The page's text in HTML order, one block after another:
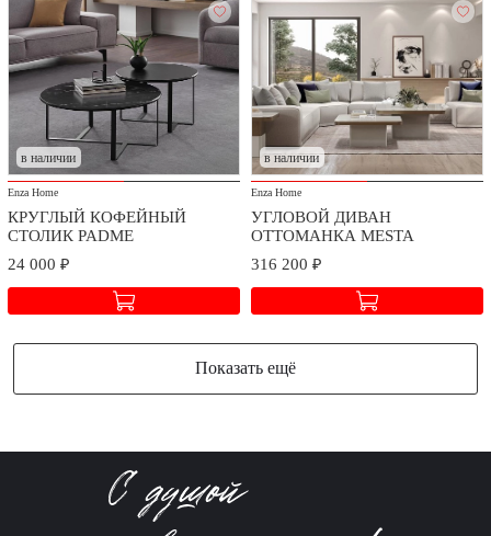
в наличии
Enza Home
КРУГЛЫЙ КОФЕЙНЫЙ
СТОЛИК PADME
24 000 ₽
в наличии
Enza Home
УГЛОВОЙ ДИВАН
ОТТОМАНКА MESTA
316 200 ₽
Показать ещё